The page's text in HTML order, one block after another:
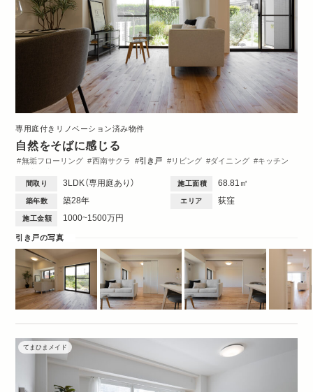
専用庭付きリノベーション済み物件
自然をそばに感じる
無垢フローリング 西南サクラ 引き戸 リビング ダイニング
キッチン
間取り 3LDK（専用庭あり） 施工面積 68.81㎡
築年数 築28年 エリア 荻窪
施工金額 1000~1500万円
引き戸の写真
てまひまメイド